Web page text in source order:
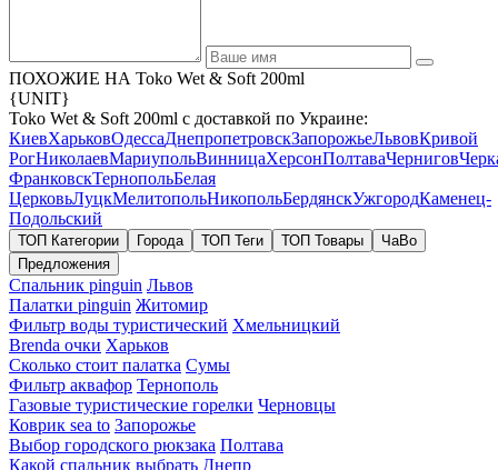
ПОХОЖИЕ НА Toko Wet & Soft 200ml
{UNIT}
Toko Wet & Soft 200ml с доставкой по Украине:
КиевХарьковОдессаДнепропетровскЗапорожьеЛьвовКривой
РогНиколаевМариупольВинницаХерсонПолтаваЧернигов
ФранковскТернопольБелая
ЦерковьЛуцкМелитопольНикопольБердянскУжгородКаменец-
Подольский
ТОП Категории Города ТОП Теги ТОП Товары
ЧаВо
Предложения
Спальник pinguin Львов
Палатки pinguin Житомир
Фильтр воды туристический Хмельницкий
Brenda очки Харьков
Сколько стоит палатка Сумы
Фильтр аквафор Тернополь
Газовые туристические горелки Черновцы
Коврик sea to Запорожье
Выбор городского рюкзака Полтава
Какой спальник выбрать Днепр